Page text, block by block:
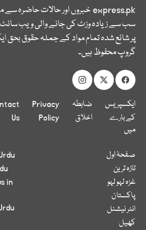
express.pkخبروں اور حالات حاضرہ سے
سب سے زیادہ وزٹ کی جانے والی ویب
پر شائع شدہ تمام مواد کے جملہ حقوق بحق
گروپ محفوظ ہیں۔
ایکسپریس
کے بارے
میں
ضابطہ
اخلاق
Privacy
Policy
Us
صفحۂ اول
تازہ ترین
غزہ لہو لہو
پاکستان
انٹر نیشنل
کھیل
in